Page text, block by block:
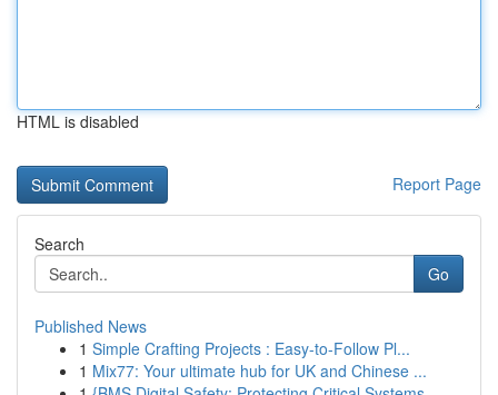
HTML is disabled
Report Page
Search
Go
Published News
1 Simple Crafting Projects : Easy-to-Follow Pl...
1 Mix77: Your ultimate hub for UK and Chinese ...